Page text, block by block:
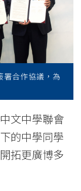
署合作協議，為
文中學聯會
的中學同學
拓更廣博多